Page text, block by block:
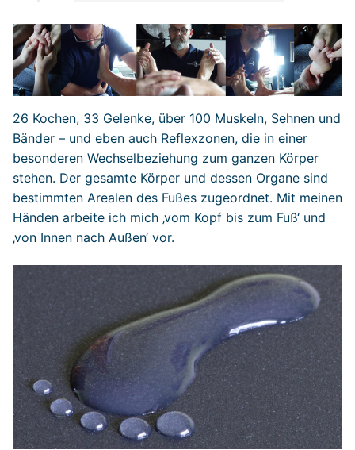
26 Kochen, 33 Gelenke, über 100 Muskeln, Sehnen und
Bänder – und eben auch Reflexzonen, die in einer
besonderen Wechselbeziehung zum ganzen Körper
stehen. Der gesamte Körper und dessen Organe sind
bestimmten Arealen des Fußes zugeordnet. Mit meinen
Händen arbeite ich mich ‚vom Kopf bis zum Fuß‘ und
‚von Innen nach Außen‘ vor.